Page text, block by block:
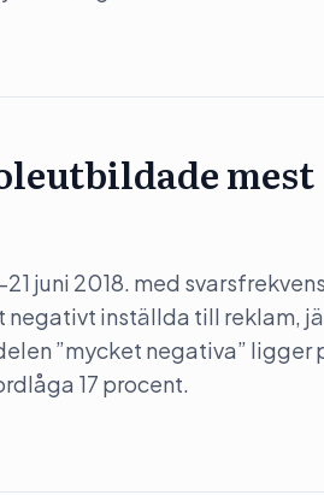
mest
juni 2018. med
negativt inställda till reklam,
”mycket negativa” ligger
17 procent.